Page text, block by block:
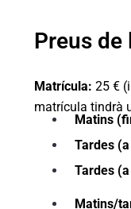
Preus de
Matrícula: 25 €
matrícula tindrà
Matins
Tardes
Tardes
Matins/